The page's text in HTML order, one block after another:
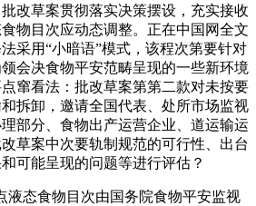
改草案贯彻落实决策摆设，充实接收
物目次应动态调整。正在中国网全文
采用“小暗语”模式，该程次第要针对
会决食物平安范畴呈现的一些新环境
窜看法：批改草案第第二款对未按要
拆卸，邀请全国代表、处所市场监视
部分、食物出产运营企业、道运输运
草案中次要轨制规范的可行性、出台
可能呈现的问题等进行评估？
态食物目次由国务院食物平安监视